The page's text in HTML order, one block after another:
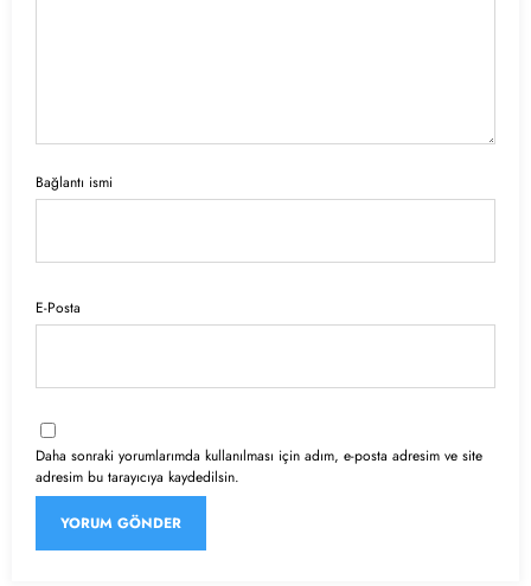
Bağlantı ismi
E-Posta
Daha sonraki yorumlarımda kullanılması için adım, e-posta adresim ve site
adresim bu tarayıcıya kaydedilsin.